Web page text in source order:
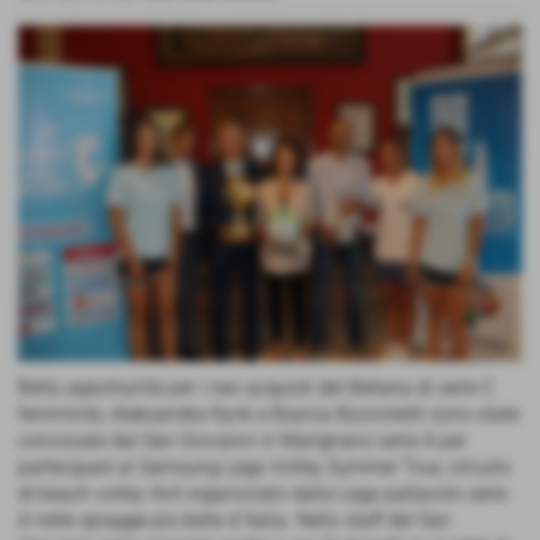
Bella opportunità per i neo acquisti del Bellaria di serie C
femminile, Aleksandra Rynk e Bianca Boccioletti sono state
convocate dal San Giovanni in Marignano serie A per
partecipare al Samsung Lega Volley Summer Tour, circuito
di beach volley 4x4 organizzato dalla Lega pallavolo serie
A nelle spiagge più belle d´Italia. Nello staff del San